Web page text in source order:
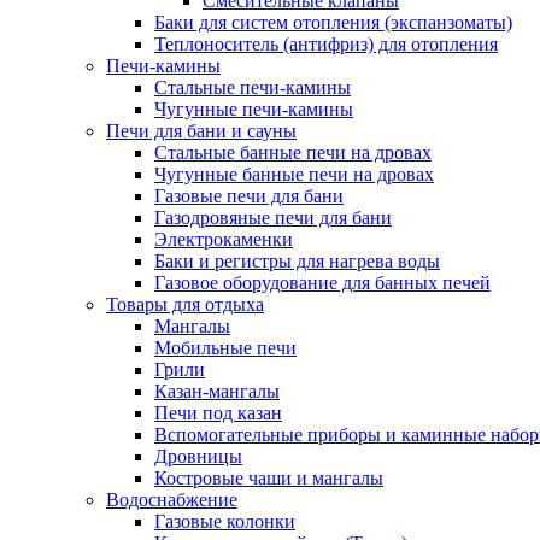
Баки для систем отопления (экспанзоматы)
Теплоноситель (антифриз) для отопления
Печи-камины
Стальные печи-камины
Чугунные печи-камины
Печи для бани и сауны
Стальные банные печи на дровах
Чугунные банные печи на дровах
Газовые печи для бани
Газодровяные печи для бани
Электрокаменки
Баки и регистры для нагрева воды
Газовое оборудование для банных печей
Товары для отдыха
Мангалы
Мобильные печи
Грили
Казан-мангалы
Печи под казан
Вспомогательные приборы и каминные
Дровницы
Костровые чаши и мангалы
Водоснабжение
Газовые колонки